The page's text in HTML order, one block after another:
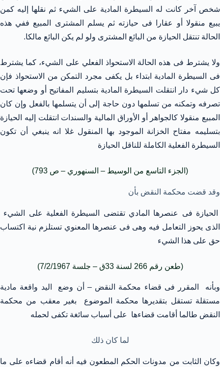
شخص آخر كانت له السيطرة المادية على الشيء ثم نقلها إليه كمن
يبيع منقولا أو عقارا فى حيازته ثم يسلم المشترى المبيع ففي هذه
الحالة تنتقل الحيازة من البائع المشترى ولو لم يكن البائع مالكا.
ولا يشترط فى هذه الحالة الاستحواذ الفعلي على الشيء، كما يشترط
فى السيطرة المادية ابتداء بل يكفى مجرد التمكن من الاستحواذ فإن
كل شيء دار انتقلت السيطرة المادية بتسليم المفاتيح أو وضعها تحت
تصرفه وتمكنه من تسلمها دون حاجة إلى أن يتسلمها بالفعل وإن كان
المبيع منقولا كالجواهر أو الأوراق المالية والسندات انتقلت إليه الحيازة
بتسليمه مفتاح الخزانة الموجود بها المنقول غلا انه ينبغي أن تكون
السيطرة الفعلية الكاملة للناقل الحيازة
(الجزء التاسع من الوسيط – السنهوري – ص 793)
وقد قضت محكمة النقض بأن
الحيازة فى عنصرها المادي تقتضى السيطرة الفعلية على الشيء
الذى يحوز التعامل فيه وهى فى عنصرها المعنوي تستلزم نية اكتساب
حق على هذا الشيء
(طعن رقم 266 لسنة 33ق – جلسة 7/2/1967)
وبأنه المقرر فى قضاء محكمة النقض – أن وضع اليد واقعة مادية
مستقلة تستقل بتقديرها محكمة الموضوع بغير معقب من محكمة
النقض طالما أقامت قضاءها على أسباب سائغة تكفى لحمله
لما كان ذلك
وكان الثابت من مدونات الحكم المطعون فيه أنه أقام قضاءه على ما